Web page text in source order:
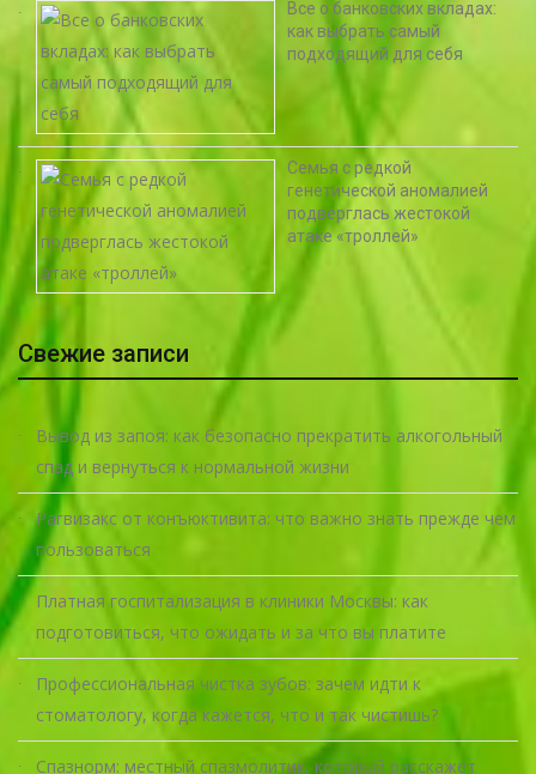
Все о банковских вкладах:
как выбрать самый
подходящий для себя
Семья с редкой
генетической аномалией
подверглась жестокой
атаке «троллей»
Свежие записи
Вывод из запоя: как безопасно прекратить алкогольный
спад и вернуться к нормальной жизни
Рагвизакс от конъюктивита: что важно знать прежде чем
пользоваться
Платная госпитализация в клиники Москвы: как
подготовиться, что ожидать и за что вы платите
Профессиональная чистка зубов: зачем идти к
стоматологу, когда кажется, что и так чистишь?
Спазнорм: местный спазмолитик, который расскажет